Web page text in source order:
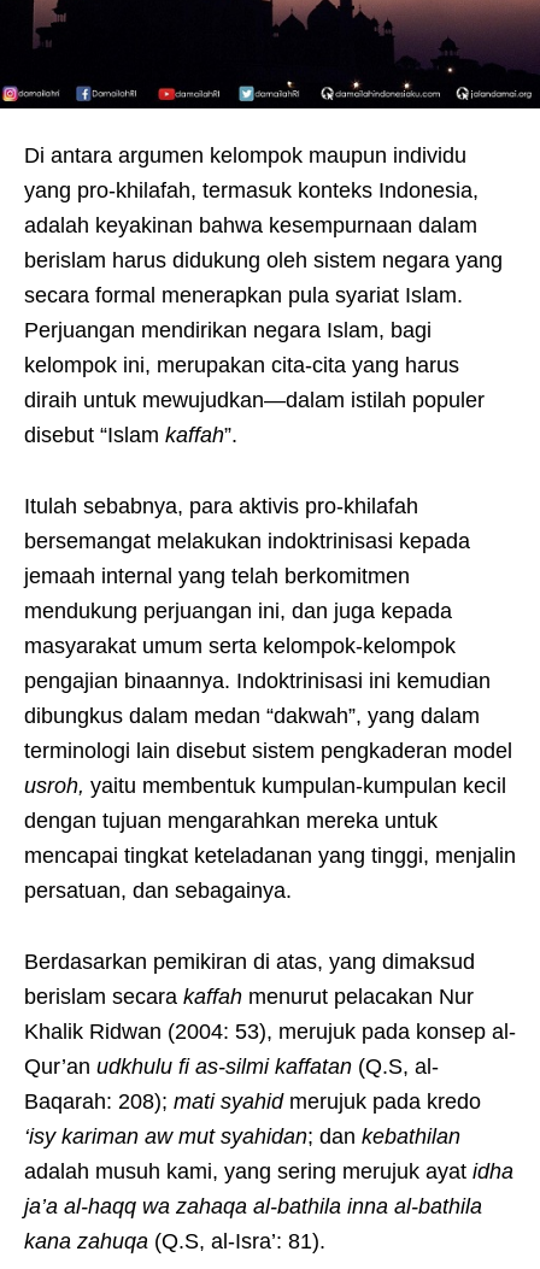
Di antara argumen kelompok maupun individu
yang pro-khilafah, termasuk konteks Indonesia,
adalah keyakinan bahwa kesempurnaan dalam
berislam harus didukung oleh sistem negara yang
secara formal menerapkan pula syariat Islam.
Perjuangan mendirikan negara Islam, bagi
kelompok ini, merupakan cita-cita yang harus
diraih untuk mewujudkan—dalam istilah populer
disebut “Islam kaffah”.
Itulah sebabnya, para aktivis pro-khilafah
bersemangat melakukan indoktrinisasi kepada
jemaah internal yang telah berkomitmen
mendukung perjuangan ini, dan juga kepada
masyarakat umum serta kelompok-kelompok
pengajian binaannya. Indoktrinisasi ini kemudian
dibungkus dalam medan “dakwah”, yang dalam
terminologi lain disebut sistem pengkaderan model
usroh, yaitu membentuk kumpulan-kumpulan kecil
dengan tujuan mengarahkan mereka untuk
mencapai tingkat keteladanan yang tinggi, menjalin
persatuan, dan sebagainya.
Berdasarkan pemikiran di atas, yang dimaksud
berislam secara kaffah menurut pelacakan Nur
Khalik Ridwan (2004: 53), merujuk pada konsep al-
Qur’an udkhulu fi as-silmi kaffatan (Q.S, al-
Baqarah: 208); mati syahidmerujuk pada kredo
‘isy kariman aw mut syahidan; dan kebathilan
adalah musuh kami, yang sering merujuk ayat idha
ja’a al-haqq wa zahaqa al-bathila inna al-bathila
kana zahuqa (Q.S, al-Isra’: 81).